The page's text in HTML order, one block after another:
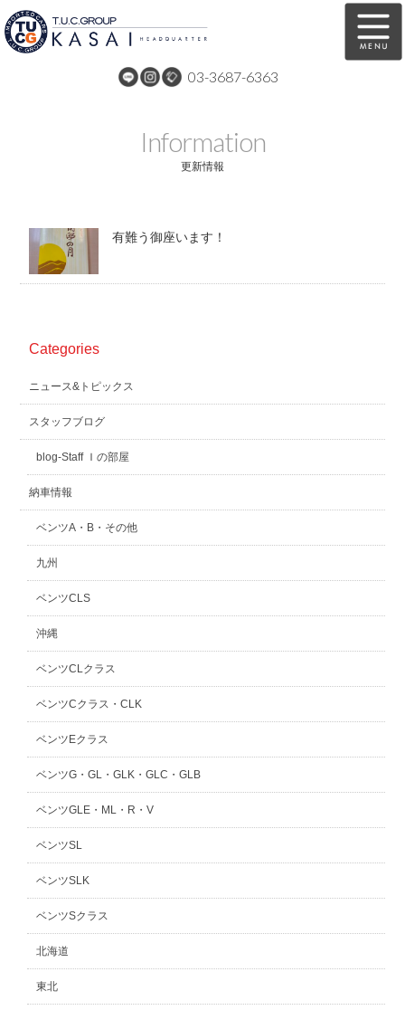
03-3687-6363
全国納車
スタッフblog 納車blog
ホーム T.U.C.GROUP
Information
更新情報
有難う御座います！
Categories
ニュース&トピックス
スタッフブログ
blog-Staff Ｉの部屋
納車情報
ベンツA・B・その他
九州
ベンツCLS
沖縄
ベンツCLクラス
ベンツCクラス・CLK
ベンツEクラス
ベンツG・GL・GLK・GLC・GLB
ベンツGLE・ML・R・V
ベンツSL
ベンツSLK
ベンツSクラス
北海道
東北